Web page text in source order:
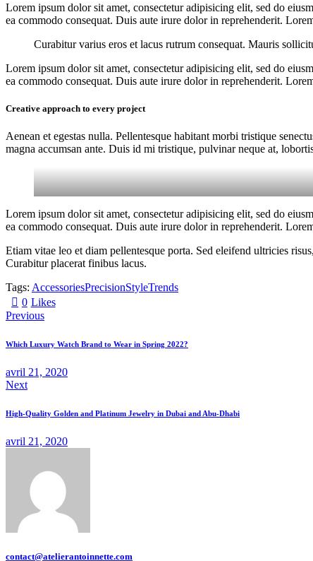
Lorem ipsum dolor sit amet, consectetur adipisicing elit, sed do
ea commodo consequat. Duis aute irure dolor in reprehenderit.
Curabitur varius eros et lacus rutrum consequat. Mauris
Lorem ipsum dolor sit amet, consectetur adipisicing elit, sed do
ea commodo consequat. Duis aute irure dolor in reprehenderit.
Creative approach to every project
Aenean et egestas nulla. Pellentesque habitant morbi tristique
magna accumsan ante. Duis id mi tristique, pulvinar neque at,
Lorem ipsum dolor sit amet, consectetur adipisicing elit, sed do
ea commodo consequat. Duis aute irure dolor in reprehenderit.
Etiam vitae leo et diam pellentesque porta. Sed eleifend ultricies
Curabitur placerat finibus lacus.
Tags: AccessoriesPrecisionStyleTrends
0 Likes
Previous
Which Luxury Watch Brand to Wear in Spring 2022?
avril 21, 2020
Next
High-Quality Golden and Platinum Jewelry in Dubai and Abu-Dhabi
avril 21, 2020
contact@atelierantoinnette.com